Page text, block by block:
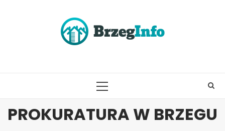
PRIMARY
PROKURATURA W BRZEGU